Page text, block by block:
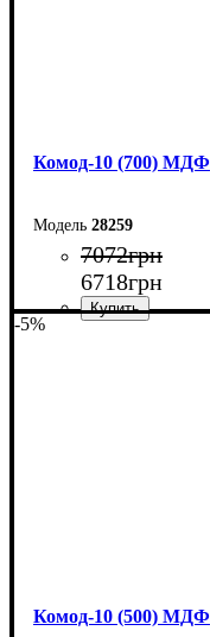
Комод-10 (700) МДФ
28259
7072грн
6718грн
-5%
Комод-10 (500) МДФ